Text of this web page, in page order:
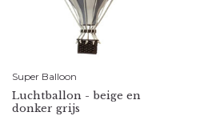
Super Balloon
Luchtballon - beige en
donker grijs